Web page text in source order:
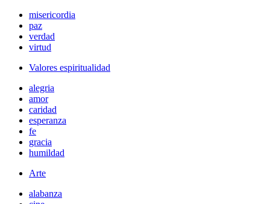
misericordia
paz
verdad
virtud
Valores espiritualidad
alegria
amor
caridad
esperanza
fe
gracia
humildad
Arte
alabanza